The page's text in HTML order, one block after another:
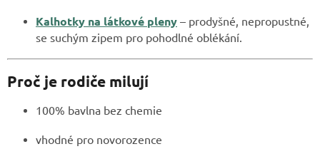
Kalhotky na látkové pleny – prodyšné, nepropustné,
se suchým zipem pro pohodlné oblékání.
Proč je rodiče milují
100% bavlna bez chemie
vhodné pro novorozence